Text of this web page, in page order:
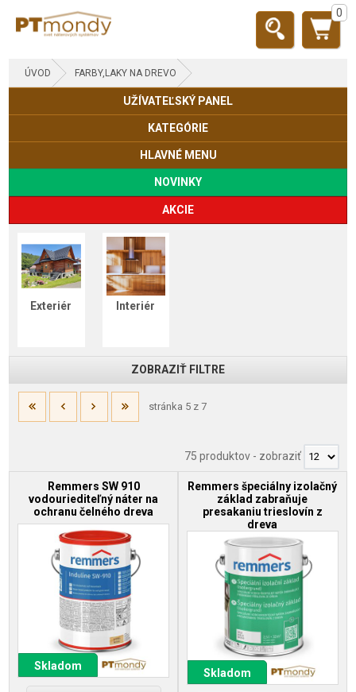
0
ÚVOD FARBY,LAKY NA DREVO
UŽÍVATEĽSKÝ PANEL
KATEGÓRIE
HLAVNÉ MENU
NOVINKY
AKCIE
Exteriér Interiér
ZOBRAZIŤ FILTRE
stránka 5 z 7
75 produktov- zobraziť
Remmers SW 910
vodouriediteľný náter na
ochranu čelného dreva
Skladom
Remmers špeciálny izolačný
základ zabraňuje
presakaniu trieslovín z
dreva
Skladom